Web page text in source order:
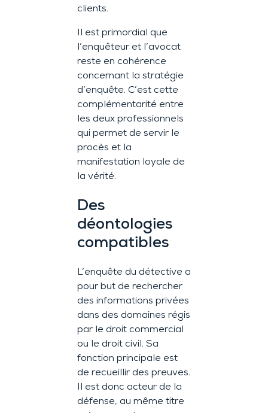
clients.
Il est primordial que
l’enquêteur et l’avocat
reste en cohérence
concernant la stratégie
d’enquête. C’est cette
complémentarité entre
les deux professionnels
qui permet de servir le
procès et la
manifestation loyale de
la vérité.
Des
déontologies
compatibles
L’enquête du détective a
pour but de rechercher
des informations privées
dans des domaines régis
par le droit commercial
ou le droit civil. Sa
fonction principale est
de recueillir des preuves.
Il est donc acteur de la
défense, au même titre